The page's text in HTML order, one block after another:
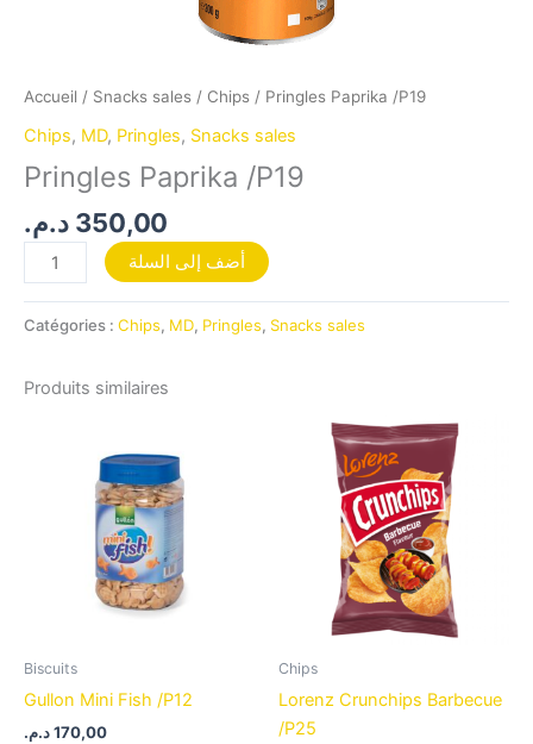
Accueil / Snacks sales / Chips / Pringles Paprika /P19
Chips, MD, Pringles, Snacks sales
Pringles Paprika /P19
350,00 د.م.
أضف إلى السلة
Catégories : Chips, MD, Pringles, Snacks sales
Produits similaires
Biscuits
Gullon Mini Fish /P12
170,00د.م.
Chips
Lorenz Crunchips Barbecue
/P25